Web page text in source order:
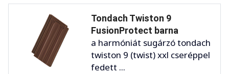
Tondach Twiston 9
FusionProtect barna
a harmóniát sugárzó tondach
twiston 9 (twist) xxl cseréppel
fedett ...